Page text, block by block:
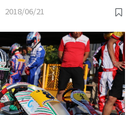
2018/06/21